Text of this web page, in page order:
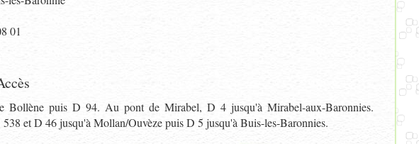
01
Bollène puis D 94. Au pont de Mirabel, D 4 jusqu'à Mirabel-aux-Baronnies.
et D 46 jusqu'à Mollan/Ouvèze puis D 5 jusqu'à Buis-les-Baronnies.